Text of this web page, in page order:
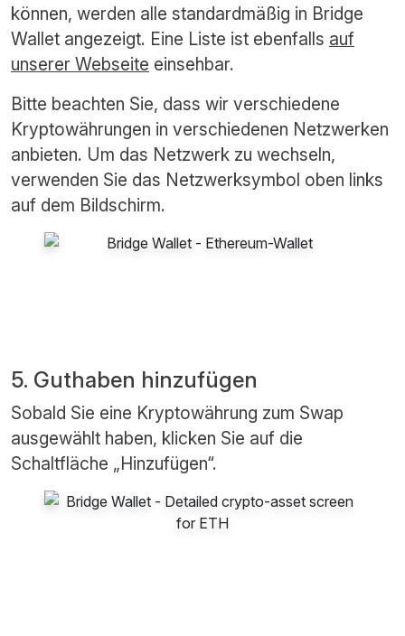
können, werden alle standardmäßig in Bridge
Wallet angezeigt. Eine Liste ist ebenfalls auf
unserer Webseite einsehbar.
Bitte beachten Sie, dass wir verschiedene
Kryptowährungen in verschiedenen Netzwerken
anbieten. Um das Netzwerk zu wechseln,
verwenden Sie das Netzwerksymbol oben links
auf dem Bildschirm.
5. Guthaben hinzufügen
Sobald Sie eine Kryptowährung zum Swap
ausgewählt haben, klicken Sie auf die
Schaltfläche „Hinzufügen“.